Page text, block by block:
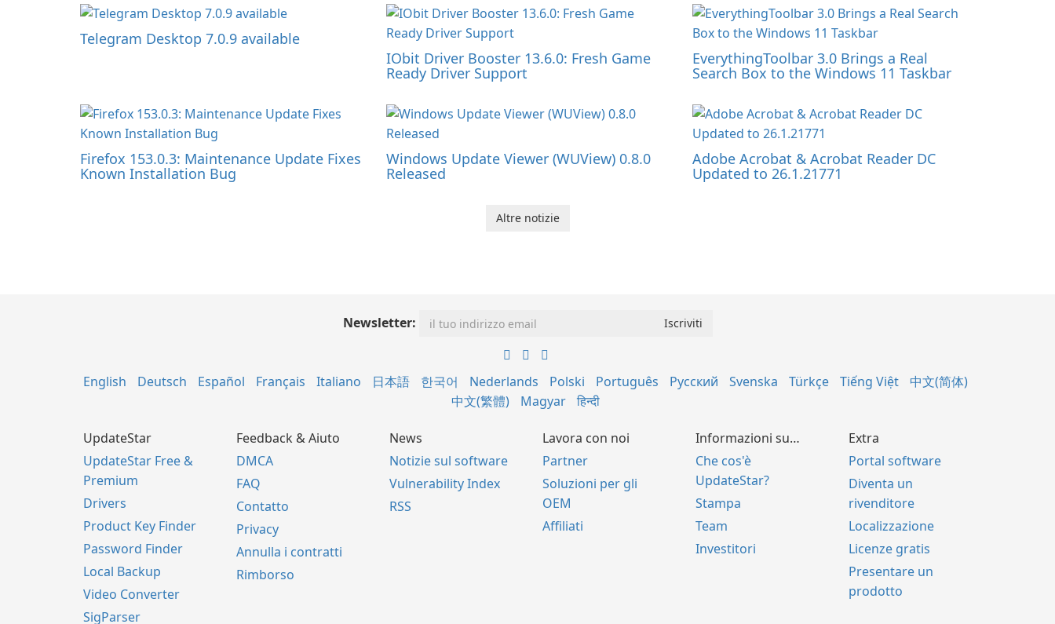
Telegram Desktop 7.0.9 available
IObit Driver Booster 13.6.0: Fresh Game
Ready Driver Support
EverythingToolbar 3.0 Brings a Real
Search Box to the Windows 11 Taskbar
Firefox 153.0.3: Maintenance Update Fixes
Known Installation Bug
Windows Update Viewer (WUView) 0.8.0
Released
Adobe Acrobat & Acrobat Reader DC
Updated to 26.1.21771
Altre notizie
Newsletter:
English Deutsch Español Français Italiano 日本語 한국어 Nederlands Polski Português Русский Svenska Türkçe Tiếng Việt
中文(简体)
中文(繁體)
Magyar हिन्दी
UpdateStar
UpdateStar Free &
Premium
Drivers
Product Key Finder
Password Finder
Local Backup
Video Converter
SigParser
Feedback & Aiuto
DMCA
FAQ
Contatto
Privacy
Annulla i contratti
Rimborso
News
Notizie sul software
Vulnerability Index
RSS
Lavora con noi
Partner
Soluzioni per gli
OEM
Affiliati
Informazioni su…
Che cos'è
UpdateStar?
Stampa
Team
Investitori
Extra
Portal software
Diventa un
rivenditore
Localizzazione
Licenze gratis
Presentare un
prodotto